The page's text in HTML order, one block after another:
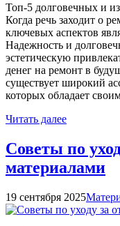
Топ-5 долговечных и
Когда речь заходит о
ключевых аспектов
Надежность и
эстетическую
денег на ремонт в
существует широкий
которых обладает
Читать далее
Советы по
материалами
19 сентября 2025